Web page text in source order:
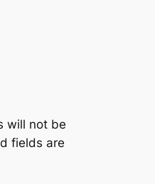
will not be
fields are